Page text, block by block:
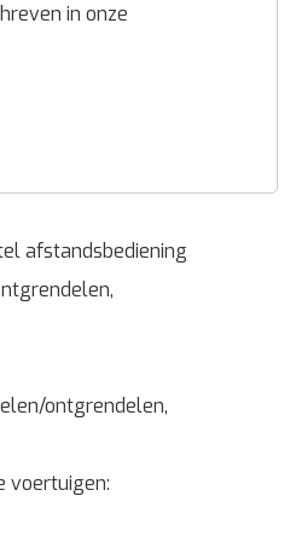
in onze
afstandsbediening
ontgrendelen,
voertuigen: